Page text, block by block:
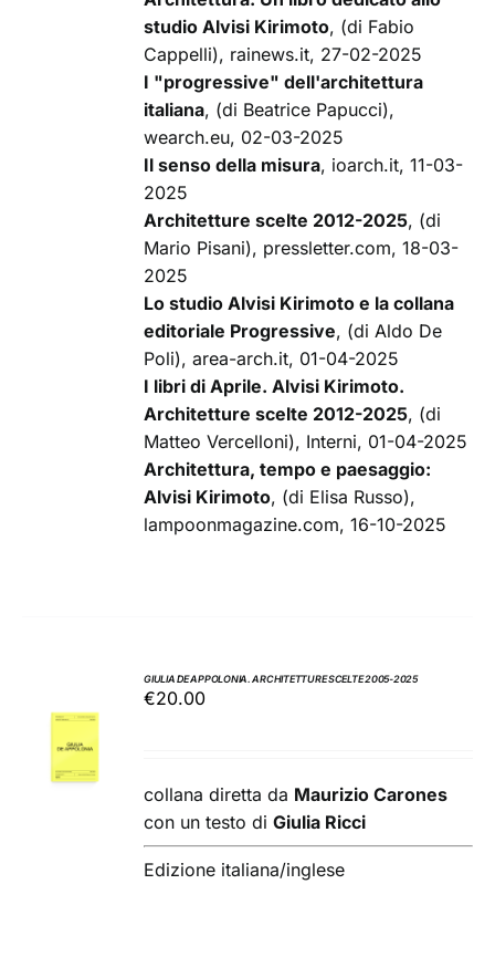
studio Alvisi Kirimoto, (di Fabio
Cappelli), rainews.it, 27-02-2025
I "progressive" dell'architettura
italiana, (di Beatrice Papucci),
wearch.eu, 02-03-2025
Il senso della misura, ioarch.it, 11-03-
2025
Architetture scelte 2012-2025, (di
Mario Pisani), pressletter.com, 18-03-
2025
Lo studio Alvisi Kirimoto e la collana
editoriale Progressive, (di Aldo De
Poli), area-arch.it, 01-04-2025
I libri di Aprile. Alvisi Kirimoto.
Architetture scelte 2012-2025, (di
Matteo Vercelloni), Interni, 01-04-2025
Architettura, tempo e paesaggio:
Alvisi Kirimoto, (di Elisa Russo),
lampoonmagazine.com, 16-10-2025
CARRELLO
/
GIULIA DE APPOLONIA. ARCHITETTURE SCELTE 2005-2025
€20.00
collana diretta da Maurizio Carones
con un testo diGiulia Ricci
Edizione italiana/inglese